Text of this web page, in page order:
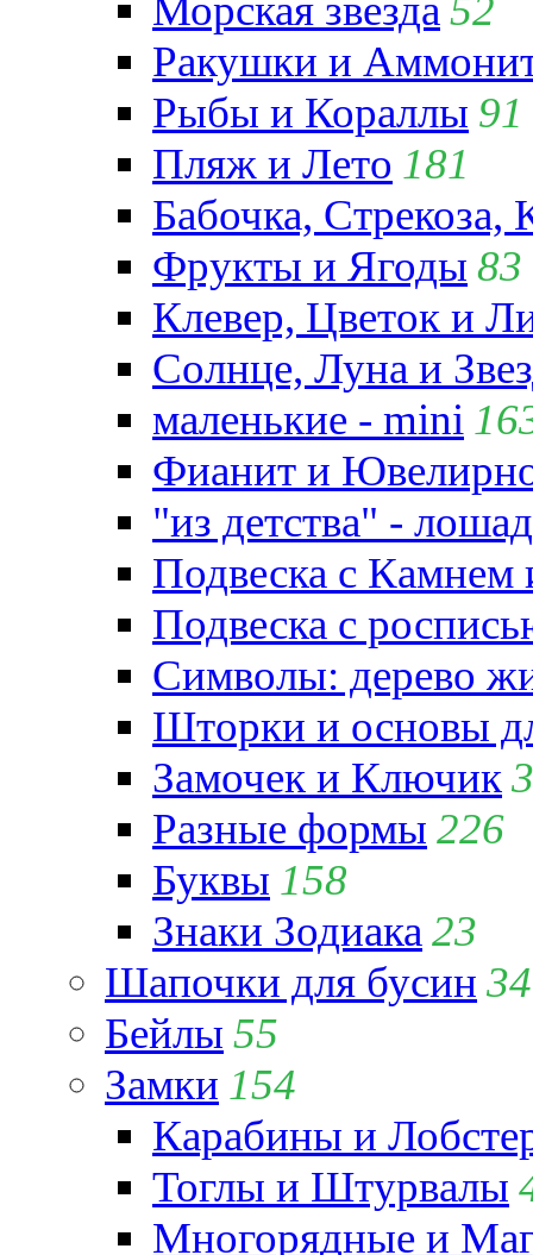
Морская звезда 52
Ракушки и
Рыбы и Кораллы 91
Пляж и Лето 181
Бабочка,
Фрукты и Ягоды 83
Клевер, Цветок и
Солнце, Луна и
маленькие - mini
Фианит и
"из детства" -
Подвеска с
Подвеска с
Символы: дерево
Шторки и основы
Замочек и Ключик
Разные формы 226
Буквы 158
Знаки Зодиака 23
Шапочки для бусин 34
Бейлы 55
Замки 154
Карабины и
Тоглы и Штурвалы
Многорядные и